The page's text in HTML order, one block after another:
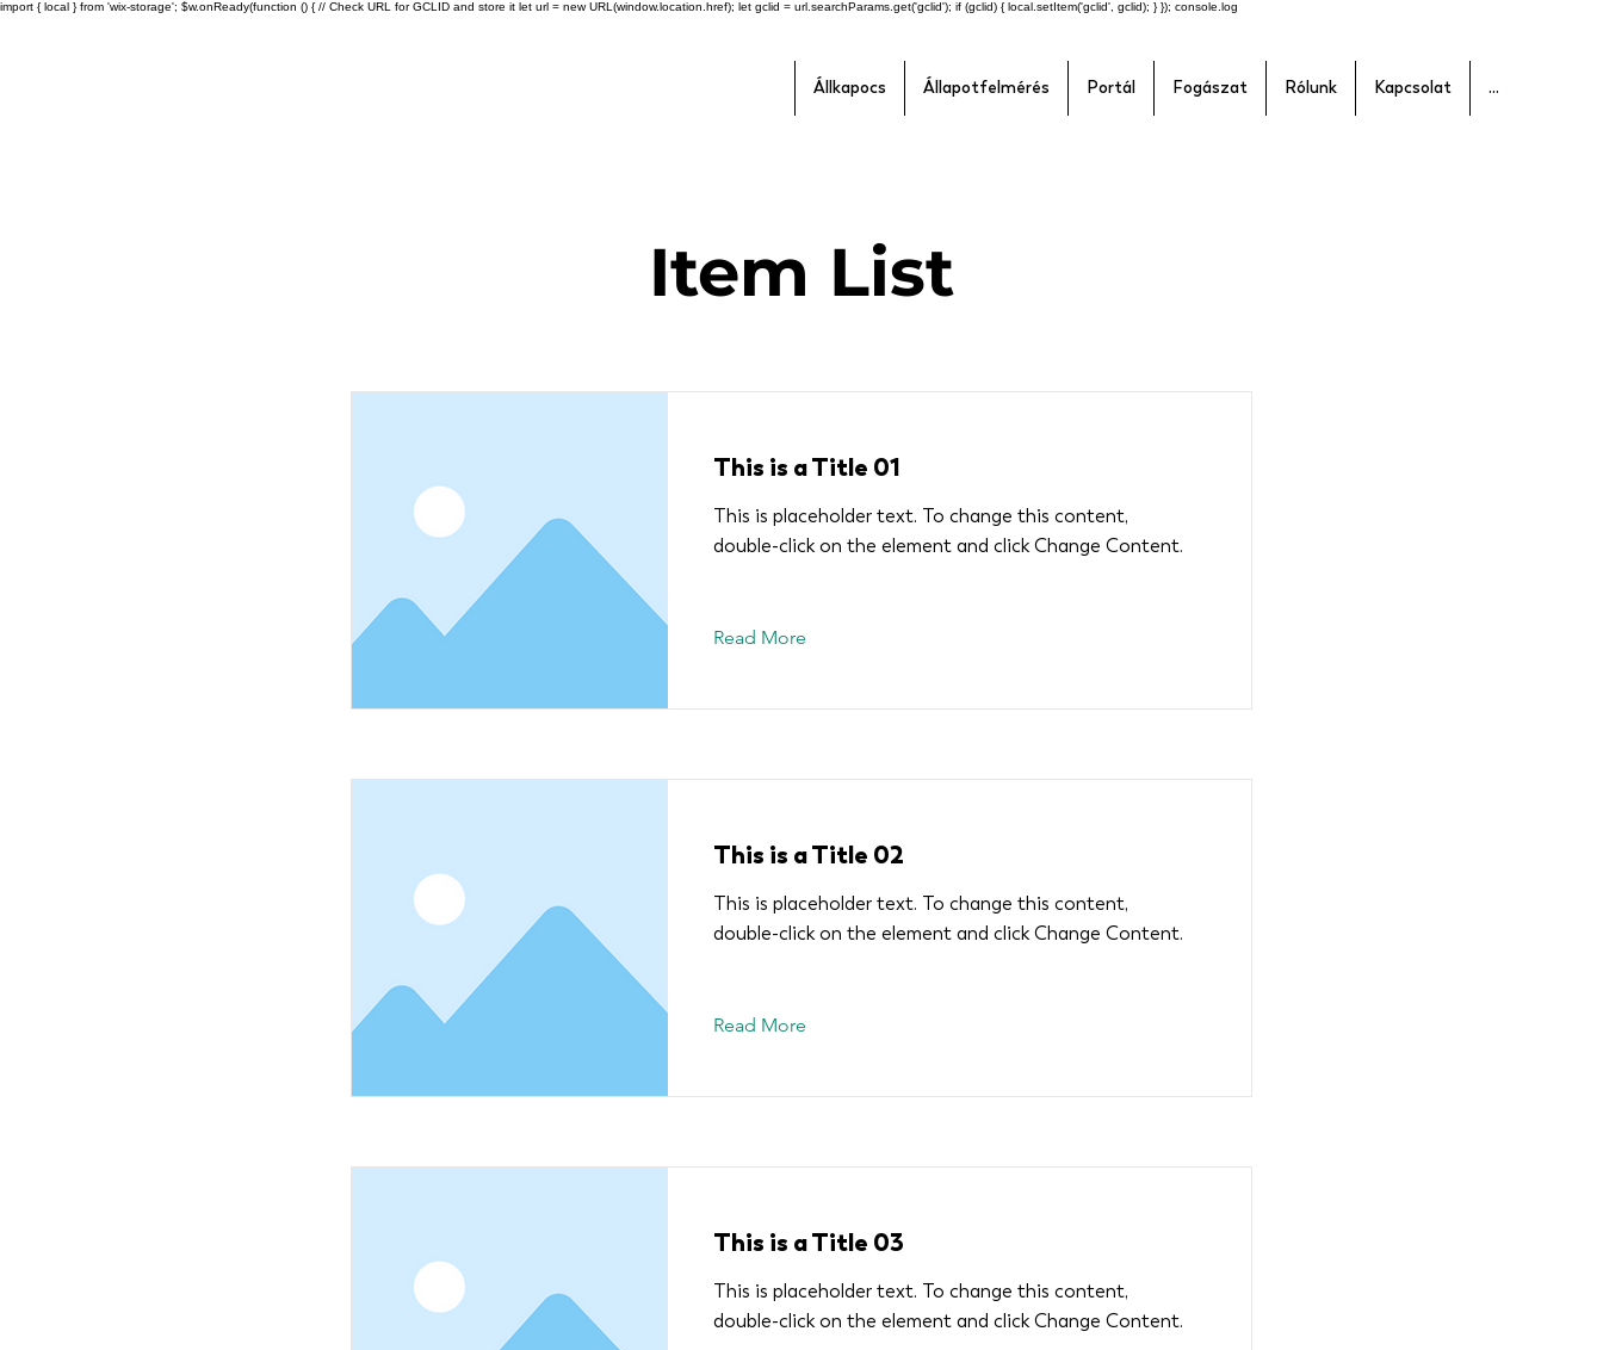
import { local } from 'wix-storage'; $w.onReady(function () { // Check URL for GCLID and store it let url = new URL(window.location.href); let gclid = url.searchParams.get('gclid'); if (gclid) { local.setItem('gclid', gclid); } }); console.log
Állkapocs Állapotfelmérés Portál Fogászat Rólunk Kapcsolat ...
Item List
This is a Title 01
This is placeholder text. To change this content,
double-click on the element and click Change Content.
Read More
This is a Title 02
This is placeholder text. To change this content,
double-click on the element and click Change Content.
Read More
This is a Title 03
This is placeholder text. To change this content,
double-click on the element and click Change Content.